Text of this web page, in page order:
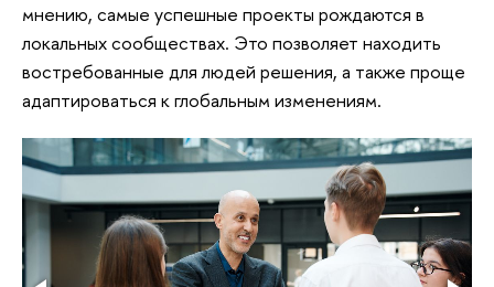
мнению, самые успешные проекты рождаются в
локальных сообществах. Это позволяет находить
востребованные для людей решения, а также проще
адаптироваться к глобальным изменениям.